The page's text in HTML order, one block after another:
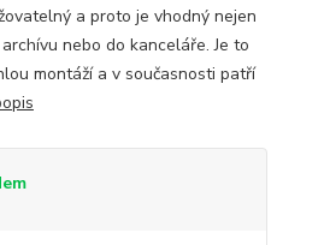
a proto je vhodný nejen
nebo do kanceláře. Je to
montáží a v současnosti patří